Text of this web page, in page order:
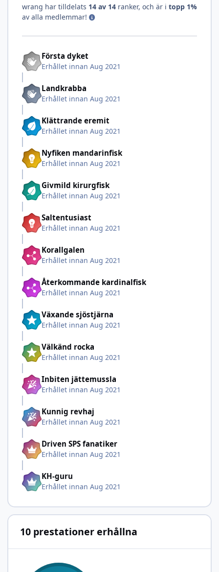
wrang har tilldelats 14 av 14 ranker, och är i topp 1%
av alla medlemmar!
Första dyket
Erhållet innan Aug 2021
Landkrabba
Erhållet innan Aug 2021
Klättrande eremit
Erhållet innan Aug 2021
Nyfiken mandarinfisk
Erhållet innan Aug 2021
Givmild kirurgfisk
Erhållet innan Aug 2021
Saltentusiast
Erhållet innan Aug 2021
Korallgalen
Erhållet innan Aug 2021
Återkommande kardinalfisk
Erhållet innan Aug 2021
Växande sjöstjärna
Erhållet innan Aug 2021
Välkänd rocka
Erhållet innan Aug 2021
Inbiten jättemussla
Erhållet innan Aug 2021
Kunnig revhaj
Erhållet innan Aug 2021
Driven SPS fanatiker
Erhållet innan Aug 2021
KH-guru
Erhållet innan Aug 2021
10 prestationer erhållna